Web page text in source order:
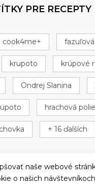
PRE RECEPTY
cook4me+
krupoto krúpové
Ondrej Slanina
hrachová
+ 16 ďalších
naše webové
o našich